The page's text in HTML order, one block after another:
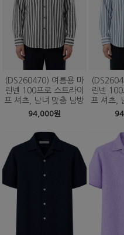
(DS260470) 여름용 마
린넨 100프로 스트라이
프 셔츠, 남녀 맞춤 남방
94,000원
린넨 100
프 셔츠,